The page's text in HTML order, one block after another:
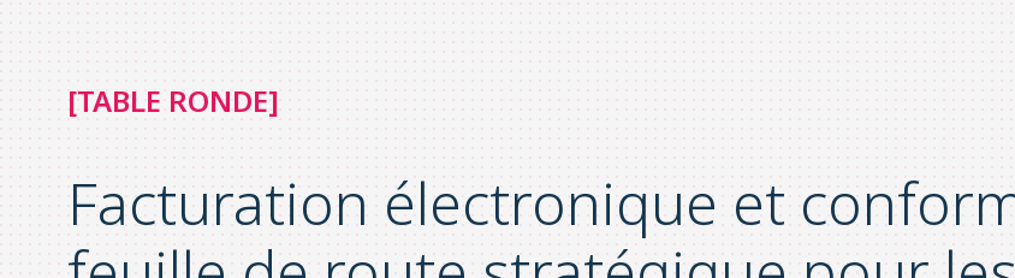
[TABLE RONDE]
Facturation électronique et